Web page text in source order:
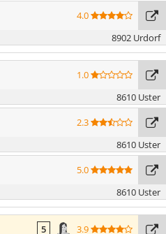
4.0
8902 Urdorf
1.0
8610 Uster
2.3
8610 Uster
5.0
8610 Uster
5 3.9